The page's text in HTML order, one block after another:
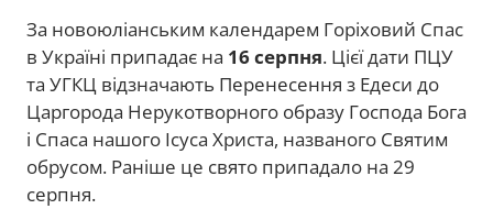
За новоюліанським календарем Горіховий Спас
в Україні припадає на 16 серпня. Цієї дати ПЦУ
та УГКЦ відзначають Перенесення з Едеси до
Царгорода Нерукотворного образу Господа Бога
і Спаса нашого Ісуса Христа, названого Святим
обрусом. Раніше це свято припадало на 29
серпня.